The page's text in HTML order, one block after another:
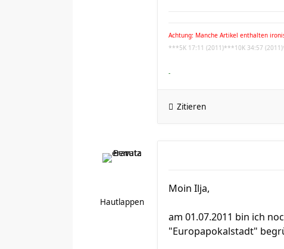
Achtung: Manche Artikel enthalten
***5K 17:11 (2011)***10K 34:57
-
Zitieren
Hautlappen
Moin Ilja,
am 01.07.2011 bin ich
"Europapokalstadt"